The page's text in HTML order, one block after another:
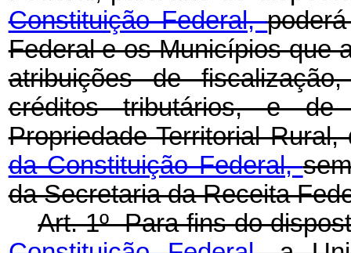
Constituição Federal,
Federal e os Municípios que
atribuições de
créditos tributários, e
Propriedade Territorial
da Constituição Federal,
da Secretaria da Receita
Art. 1º Para fins do